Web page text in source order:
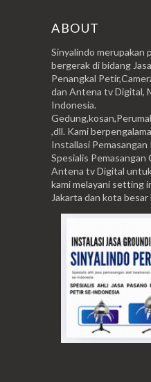
ABOUT
Sinyalindo merupakan
bergerak di bidang
Penangkal
dan Antena tv Digital,
Indonesia.
,dll. Kami
Installasi
Spesialis Pemasangan
Antena tv Digital
kami melayani setting
Jakarta dan kota